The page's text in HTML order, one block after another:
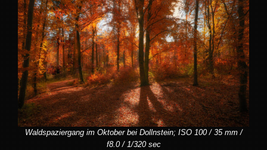
Waldspaziergang im Oktober bei Dollnstein; ISO 100 / 35 mm /
f8.0 / 1/320 sec